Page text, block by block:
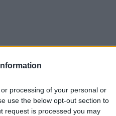
processing of your personal or
use the below opt-out section to
request is processed you may
és segít, hogy a szervezet
és a belső gyulladások